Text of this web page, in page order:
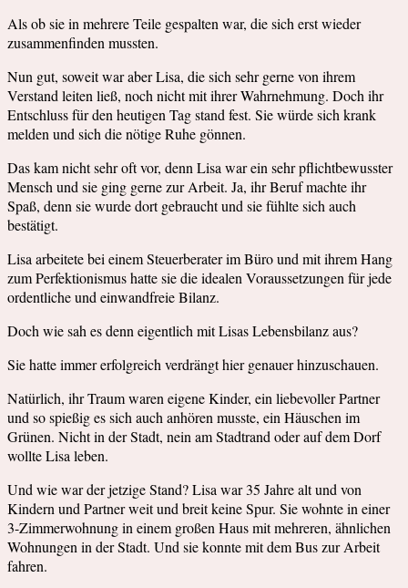
Als ob sie in mehrere Teile gespalten war, die sich erst wieder
zusammenfinden mussten.
Nun gut, soweit war aber Lisa, die sich sehr gerne von ihrem
Verstand leiten ließ, noch nicht mit ihrer Wahrnehmung. Doch ihr
Entschluss für den heutigen Tag stand fest. Sie würde sich krank
melden und sich die nötige Ruhe gönnen.
Das kam nicht sehr oft vor, denn Lisa war ein sehr pflichtbewusster
Mensch und sie ging gerne zur Arbeit. Ja, ihr Beruf machte ihr
Spaß, denn sie wurde dort gebraucht und sie fühlte sich auch
bestätigt.
Lisa arbeitete bei einem Steuerberater im Büro und mit ihrem Hang
zum Perfektionismus hatte sie die idealen Voraussetzungen für jede
ordentliche und einwandfreie Bilanz.
Doch wie sah es denn eigentlich mit Lisas Lebensbilanz aus?
Sie hatte immer erfolgreich verdrängt hier genauer hinzuschauen.
Natürlich, ihr Traum waren eigene Kinder, ein liebevoller Partner
und so spießig es sich auch anhören musste, ein Häuschen im
Grünen. Nicht in der Stadt, nein am Stadtrand oder auf dem Dorf
wollte Lisa leben.
Und wie war der jetzige Stand? Lisa war 35 Jahre alt und von
Kindern und Partner weit und breit keine Spur. Sie wohnte in einer
3-Zimmerwohnung in einem großen Haus mit mehreren, ähnlichen
Wohnungen in der Stadt. Und sie konnte mit dem Bus zur Arbeit
fahren.